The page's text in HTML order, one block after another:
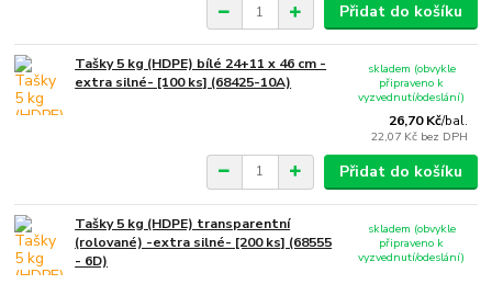
Přidat do košíku
Tašky 5 kg (HDPE) bílé 24+11 x 46 cm -
extra silné- [100 ks] (68425-10A)
26,70 Kč/bal.
22,07 Kč bez DPH
skladem (obvykle
připraveno k
vyzvednutí/odeslání)
Přidat do košíku
Tašky 5 kg (HDPE) transparentní
(rolované) -extra silné- [200 ks] (68555
- 6D)
skladem (obvykle
připraveno k
vyzvednutí/odeslání)